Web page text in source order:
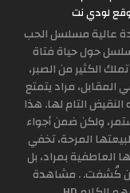
لودي نت
عالية مسلسل الحب
حول حياة فتاة
الكثير من الصبر،
المقابل، مراد يتمتع
التام لها. هذا
ولكن ضمن أجواء
المرحة، تخفي
العاطفية بمراد، بل
كُشفت. . مشاهدة